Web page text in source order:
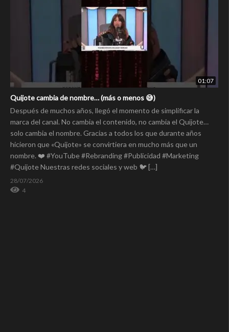
01:07
Quijote cambia de nombre… (más o menos 😅)
Después de muchos años, llegó el momento de simplificar la
marca del canal. No cambia el contenido, no cambia el Quijote…
solo cambia el nombre. Gracias a todos los que durante años
hicieron que «Quijote» se convirtiera en mucho más que un
nombre. ❤️ #YouTube #Rebranding #Publicidad #Marketing
#Quijote Nuestras redes sociales y web 🐦 […]
28/07/2026
4